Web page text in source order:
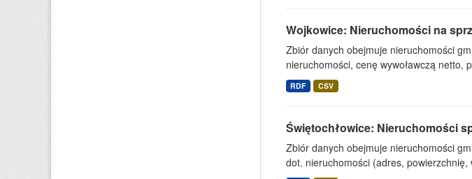
Wojkowice: Nieruchomości na
Zbiór danych obejmuje nieruchomości
nieruchomości, cenę wywoławczą netto,
RDF CSV
Świętochłowice: Nieruchomości
Zbiór danych obejmuje nieruchomości
dot. nieruchomości (adres, powierzchnię,